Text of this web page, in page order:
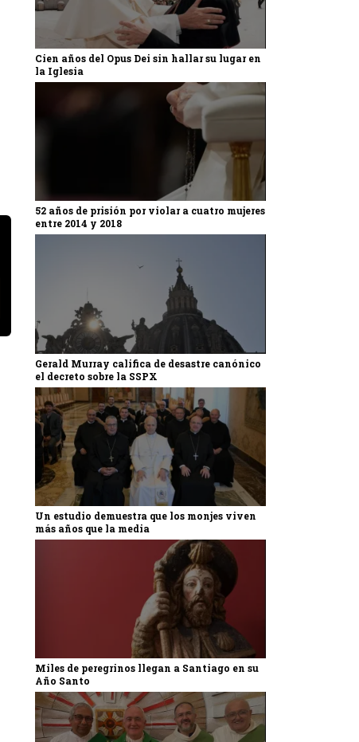
Cien años del Opus Dei sin hallar su lugar en
la Iglesia
52 años de prisión por violar a cuatro mujeres
entre 2014 y 2018
Gerald Murray califica de desastre canónico
el decreto sobre la SSPX
Un estudio demuestra que los monjes viven
más años que la media
Miles de peregrinos llegan a Santiago en su
Año Santo